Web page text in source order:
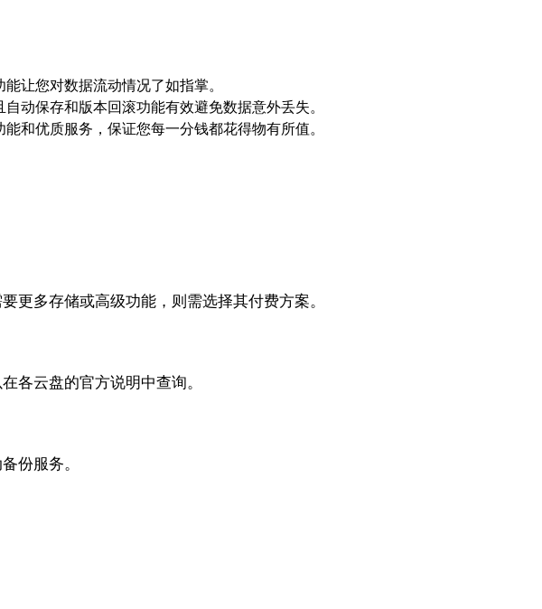
让您对数据流动情况了如指掌。
动保存和版本回滚功能有效避免数据意外丢失。
和优质服务，保证您每一分钱都花得物有所值。
更多存储或高级功能，则需选择其付费方案。
各云盘的官方说明中查询。
份服务。